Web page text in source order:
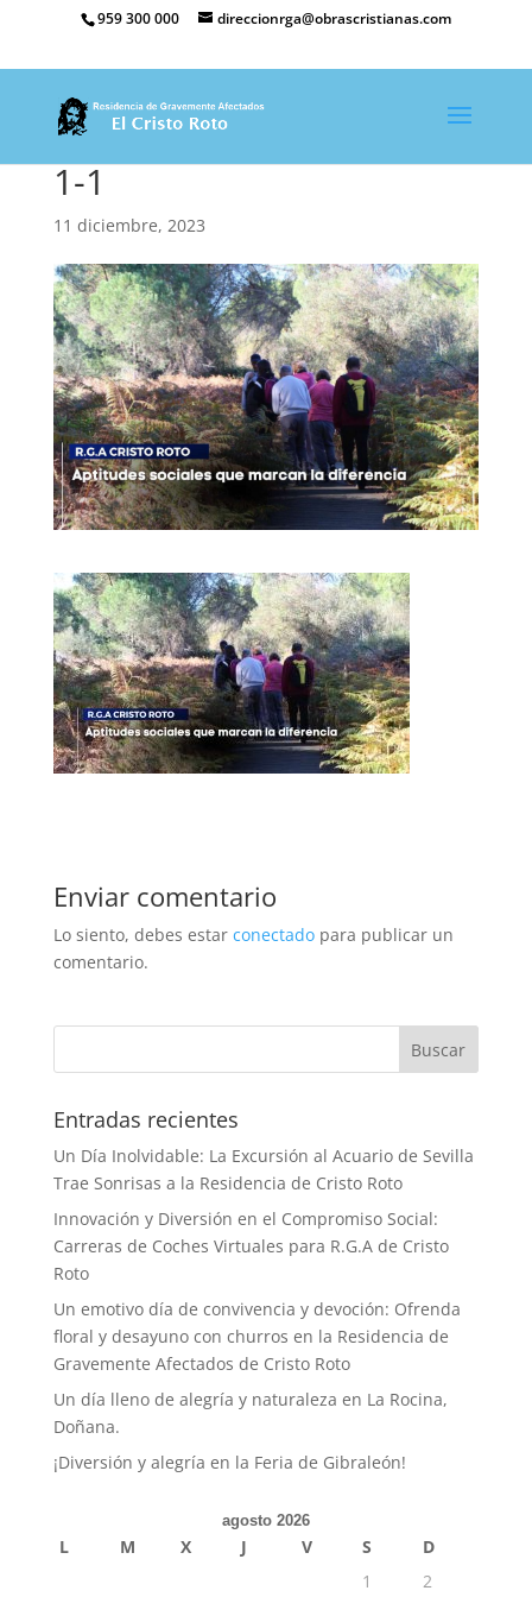
959 300 000 direccionrga@obrascristianas.com
1-1
11 diciembre, 2023
Enviar comentario
Lo siento, debes estar conectadopara publicar un
comentario.
Buscar
Entradas recientes
Un Día Inolvidable: La Excursión al Acuario de Sevilla
Trae Sonrisas a la Residencia de Cristo Roto
Innovación y Diversión en el Compromiso Social:
Carreras de Coches Virtuales para R.G.A de Cristo
Roto
Un emotivo día de convivencia y devoción: Ofrenda
floral y desayuno con churros en la Residencia de
Gravemente Afectados de Cristo Roto
Un día lleno de alegría y naturaleza en La Rocina,
Doñana.
¡Diversión y alegría en la Feria de Gibraleón!
agosto 2026
L M X J V S
D
1
2